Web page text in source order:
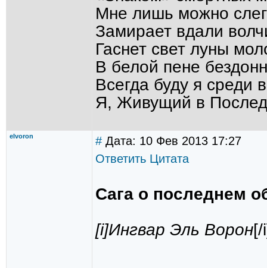
Мне лишь можно
Замирает вдали
Гаснет свет луны
В белой пене
Всегда буду я среди
Я, Живущий в
elvoron # Дата: 10 Фев 2013 17:27
Ответить Цитата
Сага о последнем
[i]Ингвар Эль Ворон[/